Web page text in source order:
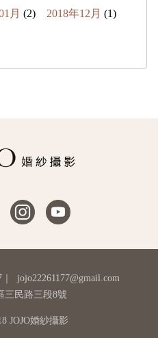
月 (2) 2018年12月 (1)
｜
jojo22261177@gmail.com
三民路三段8號
JOJO婚紗攝影